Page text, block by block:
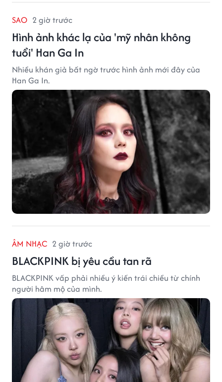
SAO 2 giờ trước
Hình ảnh khác lạ của 'mỹ nhân không
tuổi' Han Ga In
Nhiều khán giả bất ngờ trước hình ảnh mới đây của
Han Ga In.
ÂM NHẠC 2 giờ trước
BLACKPINK bị yêu cầu tan rã
BLACKPINK vấp phải nhiều ý kiến trái chiều từ chính
người hâm mộ của mình.